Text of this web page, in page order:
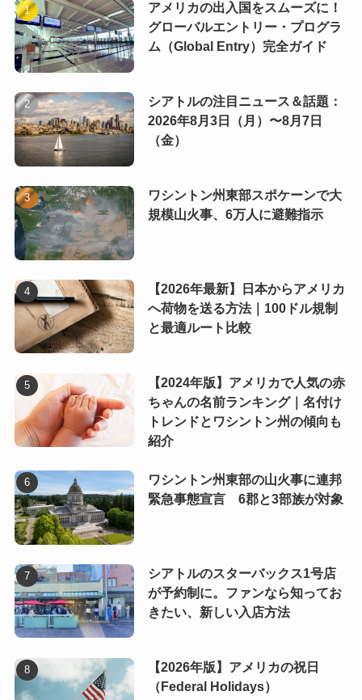
アメリカの出入国をスムーズに！
グローバルエントリー・プログラ
ム（Global Entry）完全ガイド
シアトルの注目ニュース＆話題：
2026年8月3日（月）〜8月7日
（金）
ワシントン州東部スポケーンで大
規模山火事、6万人に避難指示
【2026年最新】日本からアメリカ
へ荷物を送る方法｜100ドル規制
と最適ルート比較
【2024年版】アメリカで人気の赤
ちゃんの名前ランキング｜名付け
トレンドとワシントン州の傾向も
紹介
ワシントン州東部の山火事に連邦
緊急事態宣言 6郡と3部族が対象
シアトルのスターバックス1号店
が予約制に。ファンなら知ってお
きたい、新しい入店方法
【2026年版】アメリカの祝日
（Federal Holidays）